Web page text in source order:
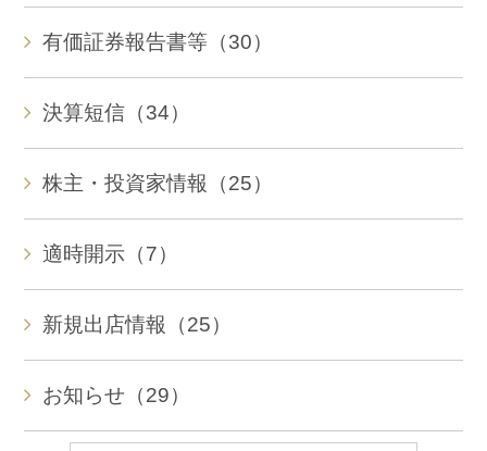
有価証券報告書等（30）
決算短信（34）
株主・投資家情報（25）
適時開示（7）
新規出店情報（25）
お知らせ（29）